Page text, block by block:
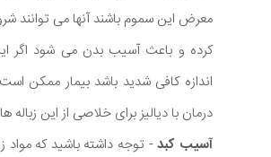
معرض این سموم باشند آنها می توانند
کرده و باعث آسیب بدن می شود اگر
اندازه کافی شدید باشد بیمار ممکن
درمان با دیالیز برای خلاصی از این زباله
آسیب کبد- توجه داشته باشید که مواد